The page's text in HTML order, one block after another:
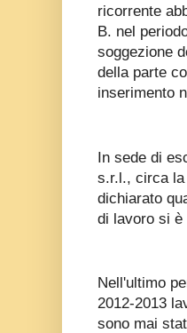
ricorrente
B. nel
soggezione
della parte
inserimento
In sede di
s.r.l., circa la
dichiarato
di lavoro si è
Nell'ultimo
2012-2013
sono mai